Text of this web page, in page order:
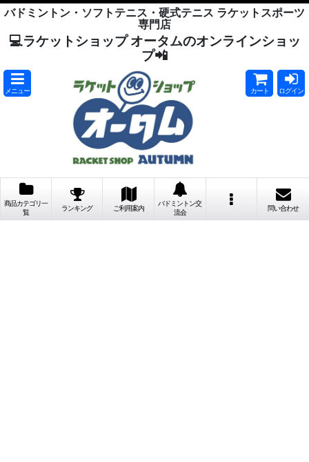
バドミントン・ソフトテニス・硬式テニス ラケットスポーツ
専門店
💻ラケットショップ オータムのオンラインショッ
プ📲
メニュー カート ログイン
商品カテゴリ一
覧
ランキング ご利用案内
バドミントン交
流会
問い合わせ